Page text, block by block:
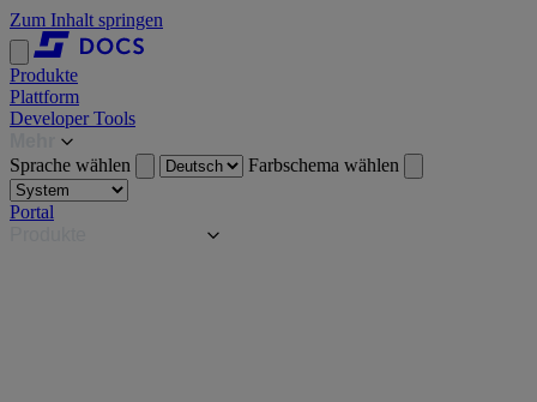
Zum Inhalt springen
Produkte
Plattform
Developer Tools
Sprache wählen
Farbschema wählen
Portal